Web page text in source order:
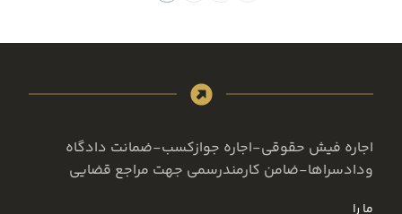
اجاره فیش حقوقی-اجاره جوازکسب-ضمانت دادگاه
ودادسراها-ضامن کارمندرسمی جهت مراجع قضایی
ما را